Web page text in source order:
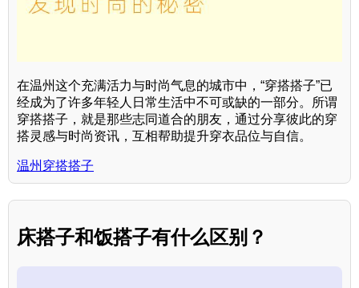
在温州这个充满活力与时尚气息的城市中，“穿搭搭子”已
经成为了许多年轻人日常生活中不可或缺的一部分。所谓
穿搭搭子，就是那些志同道合的朋友，通过分享彼此的穿
搭灵感与时尚资讯，互相帮助提升穿衣品位与自信。
温州穿搭搭子
床搭子和饭搭子有什么区别？